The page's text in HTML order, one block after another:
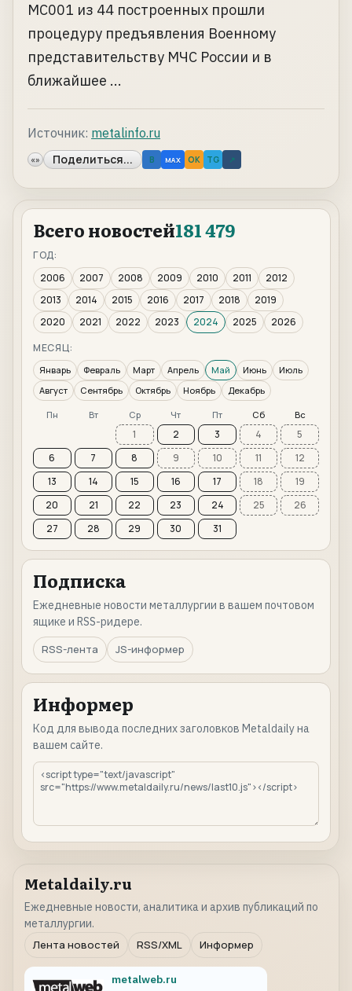
МС001 из 44 построенных прошли
процедуру предъявления Военному
представительству МЧС России и в
ближайшее ...
Источник: metalinfo.ru
«» Поделиться... B MAX OK TG ↗
Всего новостей181 479
ГОД:
2006
2007 2008 2009 2010 2011
2012
2013
2014 2015 2016 2017 2018
2019
2020
2021 2022 2023 2024 2025
2026
МЕСЯЦ:
Январь Февраль Март Апрель Май Июнь
Июль
Август
Сентябрь Октябрь Ноябрь Декабрь
Пн Вт Ср Чт Пт Сб Вс
1 2 3 4
5
6
7 8 9 10 11
12
13
14 15 16 17 18
19
20
21 22 23 24 25
26
27
28 29 30 31
Подписка
Ежедневные новости металлургии в вашем почтовом
ящике и RSS-ридере.
RSS-лента
JS-информер
Информер
Код для вывода последних заголовков Metaldaily на
вашем сайте.
Metaldaily.ru
Ежедневные новости, аналитика и архив публикаций по
металлургии.
Лента новостей
RSS/XML Информер
metalweb.ru